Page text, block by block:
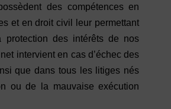
des compétences en
et en droit civil leur permettant
des intérêts de nos
intervient en cas d’échec des
que dans tous les litiges nés
ou de la mauvaise exécution